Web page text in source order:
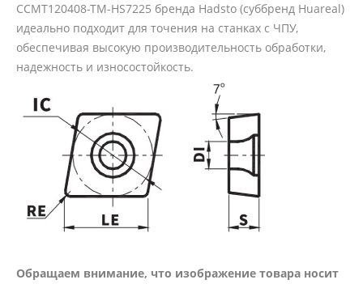
CCMT120408-TM-HS7225 бренда Hadsto (суббренд Huareal)
идеально подходит для точения на станках с ЧПУ,
обеспечивая высокую производительность обработки,
надежность и износостойкость.
Обращаем внимание, что изображение товара носит